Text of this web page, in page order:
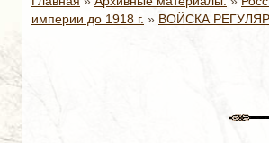
империи до 1918 г. » ВОЙСКА